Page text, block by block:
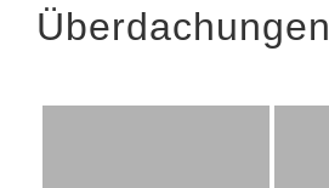
Überdachungen